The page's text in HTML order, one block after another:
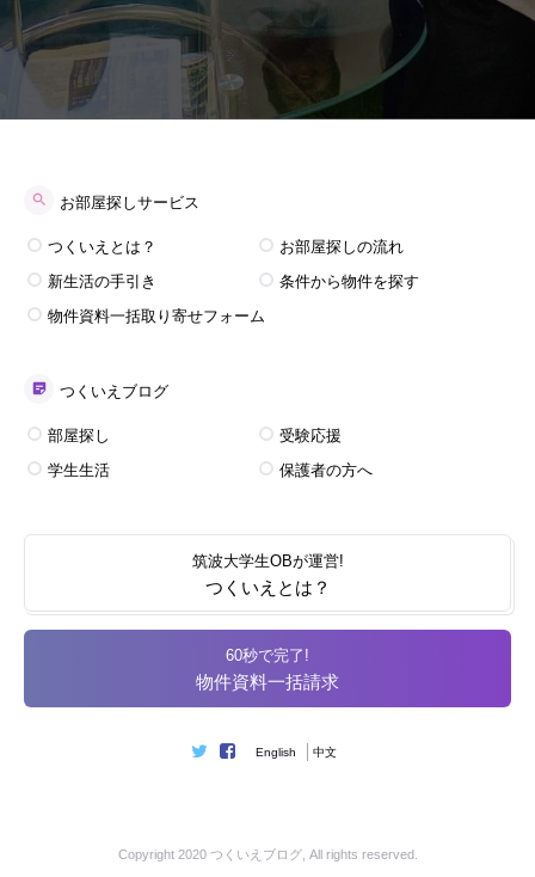
お部屋探しサービス
つくいえとは？
お部屋探しの流れ
新生活の手引き
条件から物件を探す
物件資料一括取り寄せフォーム
つくいえブログ
部屋探し
受験応援
学生生活
保護者の方へ
筑波大学生OBが運営!
つくいえとは？
60秒で完了!
物件資料一括請求
English 中文
Copyright 2020 つくいえブログ, All rights reserved.